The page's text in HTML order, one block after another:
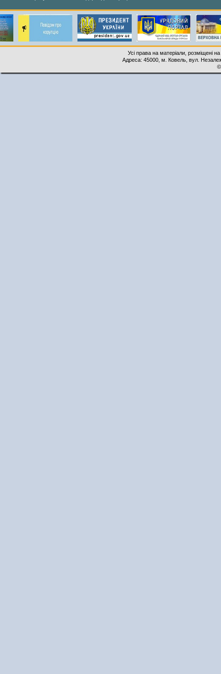
Усі права на матеріали, розміщені
Адреса: 45000, м. Ковель, вул.